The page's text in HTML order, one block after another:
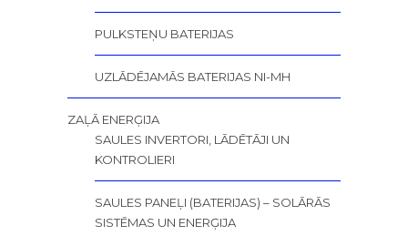
PULKSTEŅU BATERIJAS
UZLĀDĒJAMĀS BATERIJAS NI-MH
ZAĻĀ ENERĢIJA
SAULES INVERTORI, LĀDĒTĀJI UN
KONTROLIERI
SAULES PANEĻI (BATERIJAS) – SOLĀRĀS
SISTĒMAS UN ENERĢIJA